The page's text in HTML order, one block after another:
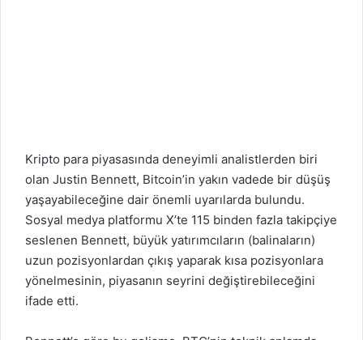
Kripto para piyasasında deneyimli analistlerden biri
olan Justin Bennett, Bitcoin’in yakın vadede bir düşüş
yaşayabileceğine dair önemli uyarılarda bulundu.
Sosyal medya platformu X’te 115 binden fazla takipçiye
seslenen Bennett, büyük yatırımcıların (balinaların)
uzun pozisyonlardan çıkış yaparak kısa pozisyonlara
yönelmesinin, piyasanın seyrini değiştirebileceğini
ifade etti.